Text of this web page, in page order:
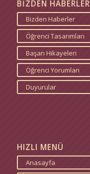
BİZDEN HABERLER
Bizden Haberler
Öğrenci Tasarımları
Başarı Hikayeleri
Öğrenci Yorumları
Duyurular
HIZLI MENÜ
Anasayfa